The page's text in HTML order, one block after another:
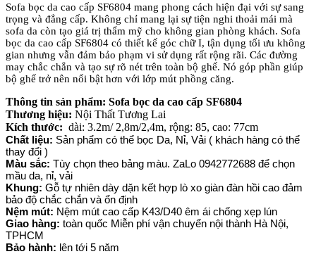
Sofa bọc da cao cấp SF6804 mang phong cách hiện đại với sự sang
trọng và đẳng cấp. Không chỉ mang lại sự tiện nghi thoải mái mà
sofa da còn tạo giá trị thẩm mỹ cho không gian phòng khách. Sofa
bọc da cao cấp SF6804 có thiết kế góc chữ I, tận dụng tối ưu không
gian nhưng vẫn đảm bảo phạm vi sử dụng rất rộng rãi. Các đường
may chắc chắn và tạo sự rõ nét trên toàn bộ ghế. Nó góp phần giúp
bộ ghế trở nên nổi bật hơn với lớp mút phồng căng.
Thông tin sản phẩm: Sofa bọc da cao cấp SF6804
Thương hiệu: Nội Thất Tương Lai
Kích thước: dài: 3.2m/ 2,8m/2,4m, rộng: 85, cao: 77cm
Chất liệu: Sản phẩm có thể bọc Da, Nỉ, Vải ( khách hàng có thể
thay đổi )
Màu sắc: Tùy chọn theo bảng màu. ZaLo 0942772688 để chọn
mầu da, nỉ, vải
Khung: Gỗ tự nhiên dày dặn kết hợp lò xo giàn đàn hồi cao đảm
bảo độ chắc chắn và ổn định
Nệm mút: Nệm mút cao cấp K43/D40 êm ái chống xẹp lún
Giao hàng: toàn quốc Miễn phí vận chuyển nội thành Hà Nội,
TPHCM
Bảo hành: lên tới 5 năm